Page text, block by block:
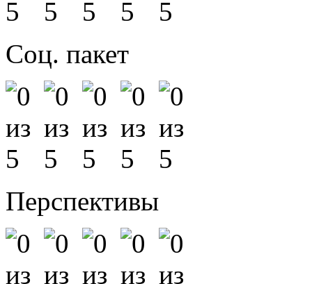
Соц. пакет
Перспективы